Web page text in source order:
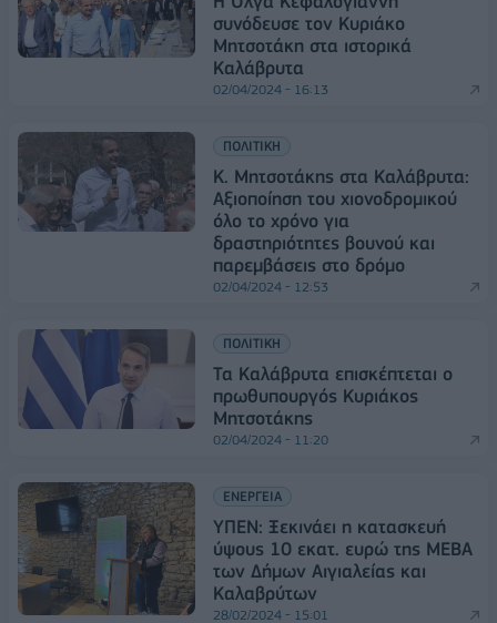
συνόδευσε τον Κυριάκο
Μητσοτάκη στα ιστορικά
Καλάβρυτα
02/04/2024 - 16:13
ΠΟΛΙΤΙΚΗ
Κ. Μητσοτάκης στα Καλάβρυτα:
Αξιοποίηση του χιονοδρομικού
όλο το χρόνο για
δραστηριότητες βουνού και
παρεμβάσεις στο δρόμο
02/04/2024 - 12:53
ΠΟΛΙΤΙΚΗ
Τα Καλάβρυτα επισκέπτεται ο
πρωθυπουργός Κυριάκος
Μητσοτάκης
02/04/2024 - 11:20
ΕΝΕΡΓΕΙΑ
ΥΠΕΝ: Ξεκινάει η κατασκευή
ύψους 10 εκατ. ευρώ της ΜΕΒΑ
των Δήμων Αιγιαλείας και
Καλαβρύτων
28/02/2024 - 15:01